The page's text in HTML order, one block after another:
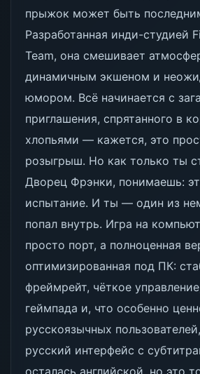
прыжок может быть
Разработанная инди-студией
Team, она смешивает
динамичным экшеном и
юмором. Всё начинается с
приглашения, спрятанного в
хлопьями — кажется, это
розыгрыш. Но как только ты
Дворец Фрэнки, понимаешь:
испытание. И ты — один из
попал внутрь. Игра на
просто порт, а полноценная
оптимизированная под ПК:
фреймрейт, чёткое
геймпада и, что особенно
русскоязычных
русский интерфейс с
осталась английской, но это